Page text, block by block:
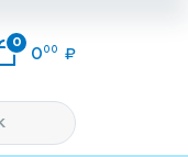
0
0 00